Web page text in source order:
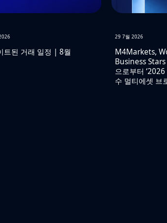
트된 거래 일정 | 8월
29 7월 2026
M4Markets,
Business
으로부터
수 멀티에셋 브